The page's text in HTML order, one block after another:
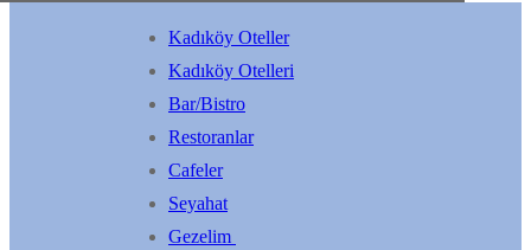
Kadıköy Oteller
Kadıköy Otelleri
Bar/Bistro
Restoranlar
Cafeler
Seyahat
Gezelim